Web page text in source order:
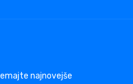
najnovejše